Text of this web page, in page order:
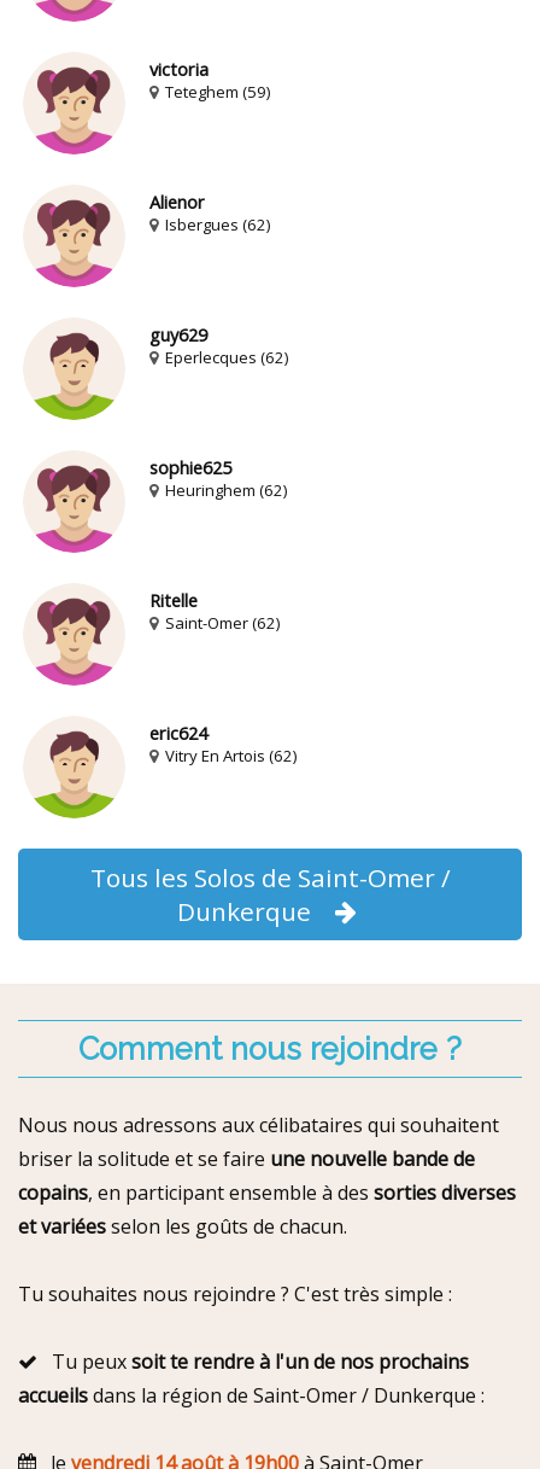
victoria
Teteghem (59)
Alienor
Isbergues (62)
guy629
Eperlecques (62)
sophie625
Heuringhem (62)
Ritelle
Saint-Omer (62)
eric624
Vitry En Artois (62)
Tous les Solos de Saint-Omer /
Dunkerque
Comment nous rejoindre ?
Nous nous adressons aux célibataires qui souhaitent
briser la solitude et se faire une nouvelle bande de
copains, en participant ensemble à des sorties diverses
et variéesselon les goûts de chacun.
Tu souhaites nous rejoindre ? C'est très simple :
Tu peuxsoit te rendre à l'un de nos prochains
accueilsdans la région de Saint-Omer / Dunkerque :
le vendredi 14 août à 19h00à Saint-Omer